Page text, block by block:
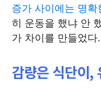
증가 사이에는 명
히 운동을 했냐 안
가 차이를 만들었다.
감량은 식단이,